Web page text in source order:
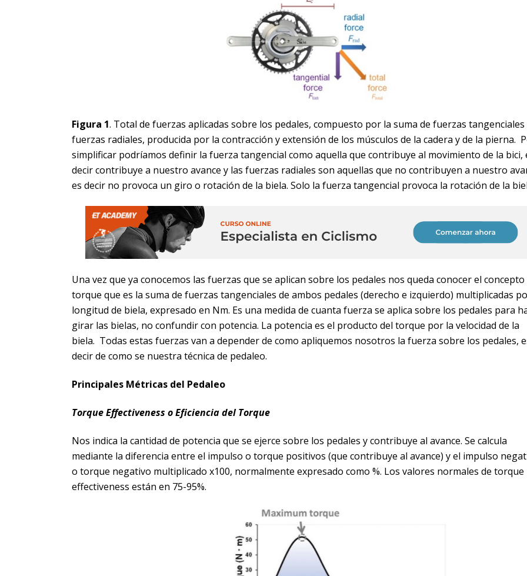
Figura 1. Total de fuerzas aplicadas sobre los pedales, compuesto por la suma de fuerzas tangenciales
fuerzas radiales, producida por la contracción y extensión de los músculos de la cadera y de la pierna.
simplificar podríamos definir la fuerza tangencial como aquella que contribuye al movimiento de la bici,
decir contribuye a nuestro avance y las fuerzas radiales son aquellas que no contribuyen a nuestro
es decir no provoca un giro o rotación de la biela. Solo la fuerza tangencial provoca la rotación de la
Una vez que ya conocemos las fuerzas que se aplican sobre los pedales nos queda conocer el concepto
torque que es la suma de fuerzas tangenciales de ambos pedales (derecho e izquierdo) multiplicadas
longitud de biela, expresado en Nm. Es una medida de cuanta fuerza se aplica sobre los pedales para
girar las bielas, no confundir con potencia. La potencia es el producto del torque por la velocidad de la
biela. Todas estas fuerzas van a depender de como apliquemos nosotros la fuerza sobre los pedales,
decir de como se nuestra técnica de pedaleo.
Principales Métricas del Pedaleo
Torque Effectiveness o Eficiencia del Torque
Nos indica la cantidad de potencia que se ejerce sobre los pedales y contribuye al avance. Se calcula
mediante la diferencia entre el impulso o torque positivos (que contribuye al avance) y el impulso
o torque negativo multiplicado x100, normalmente expresado como %. Los valores normales de torque
effectiveness están en 75-95%.